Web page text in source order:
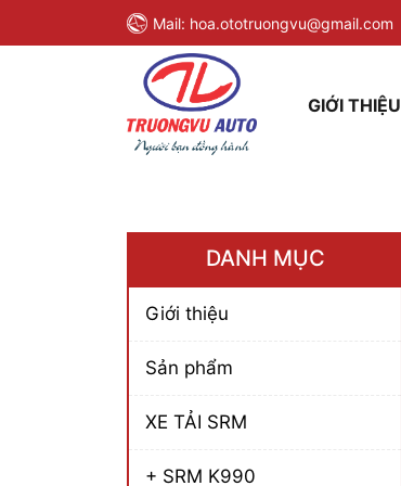
Mail: hoa.ototruongvu@gmail.com
GIỚI THIỆU
DANH MỤC
Giới thiệu
Sản phẩm
XE TẢI SRM
+ SRM K990